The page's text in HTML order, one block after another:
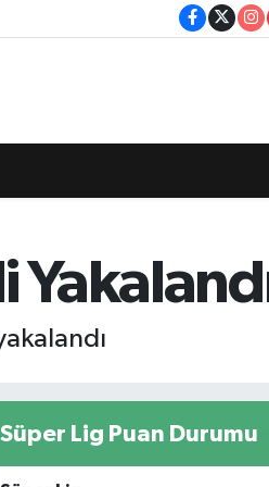
Süper Lig Puan Durumu